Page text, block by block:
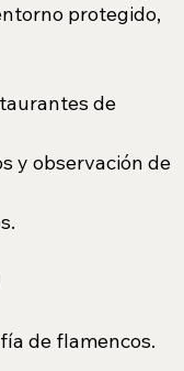
protegido,
de
y observación de
de flamencos.